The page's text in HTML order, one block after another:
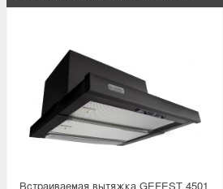
Встраиваемая вытяжка GEFEST 4501